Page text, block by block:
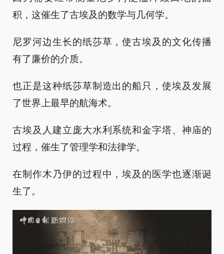
积，这催生了古埃及的数学与几何学。
尼罗河边生长的纸莎草，使古埃及的文化传播
有了廉价的介质。
也正是这种纸莎草制造出的船只，使埃及发展
了世界上最早的航海术。
古埃及人建立庞大水利系统和金字塔、神庙的
过程，催生了管理学和法律学。
在制作木乃伊的过程中，埃及的医学也逐渐诞
生了。